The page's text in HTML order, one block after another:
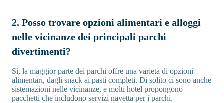
2. Posso trovare opzioni alimentari e alloggi
nelle vicinanze dei principali parchi
divertimenti?
Sì, la maggior parte dei parchi offre una varietà di opzioni
alimentari, dagli snack ai pasti completi. Di solito ci sono anche
sistemazioni nelle vicinanze, e molti hotel propongono
pacchetti che includono servizi navetta per i parchi.